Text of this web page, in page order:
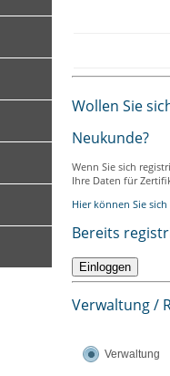
Wollen Sie
Neukunde?
Wenn Sie sich
Ihre Daten für
Hier können Sie
Bereits
Verwaltung /
Verwaltung